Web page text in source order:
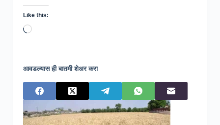
Like this:
Loading…
आवडल्यास ही बातमी शेअर करा